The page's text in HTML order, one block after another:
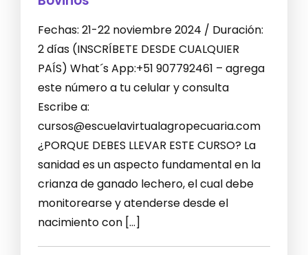
Fechas: 21-22 noviembre 2024 / Duración:
2 días (INSCRÍBETE DESDE CUALQUIER
PAÍS) What´s App:+51 907792461 – agrega
este número a tu celular y consulta
Escribe a:
cursos@escuelavirtualagropecuaria.com
¿PORQUE DEBES LLEVAR ESTE CURSO? La
sanidad es un aspecto fundamental en la
crianza de ganado lechero, el cual debe
monitorearse y atenderse desde el
nacimiento con […]